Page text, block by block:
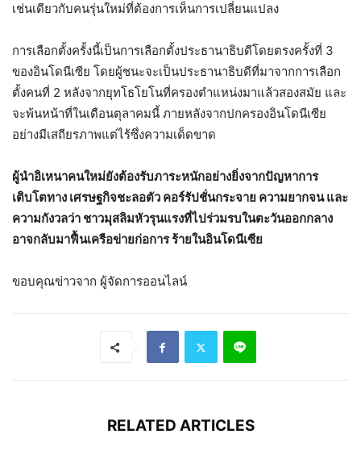
เช่นเดียวกับคนรุ่นใหม่ที่ต้องการเห็นการเปลี่ยนแปลง
การเลือกตั้งครั้งนี้เป็นการเลือกตั้งประธานาธิบดีโดยตรงครั้งที่ 3
ของอินโดนีเซีย โดยผู้ชนะจะเป็นประธานาธิบดีที่มาจากการเลือก
ตั้งคนที่ 2 หลังจากยุทโธโยโนที่ครองตำแหน่งมาแล้วสองสมัย และ
จะพ้นหน้าที่ในเดือนตุลาคมนี้ ภายหลังจากปกครองอินโดนีเซีย
อย่างมีเสถียรภาพแต่ไร้ซึ่งความเด็ดขาด
ผู้นำอิเหนาคนใหม่ยังต้องรับภาระหนักอย่างยิ่งจากปัญหาการ
เติบโตทาง เศรษฐกิจชะลอตัว คอร์รัปชั่นกระจาย ความยากจน และ
ความกังวลว่า ชาวมุสลิมหัวรุนแรงที่ไปร่วมรบในตะวันออกกลาง
อาจกลับมาฟื้นเครือข่ายก่อการ ร้ายในอินโดนีเซีย
ขอบคุณข่าวจาก ผู้จัดการออนไลน์
RELATED ARTICLES